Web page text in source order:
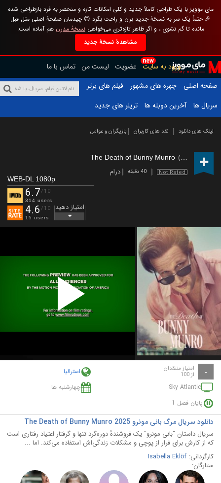
مای موویز با یک طراحی کاملاً جدید و کلی امکانات تازه و منحصر به فرد بازطراحی شده
🎉 حتماً یک سر به نسخهٔ جدید بزن و راحت بگرد 😊 چیدمان صفحهٔ اصلی مثل قبل
مانده تا گم نشوی ، و اگر ظاهر تازه‌تری می‌خواهینسخهٔ مدرن هم آماده است.
مشاهدهٔ نسخهٔ جدید
new
ورود به سایت عضویت لیست من تماس با ما
صفحه اصلی
چهره های مشهور
فیلم های برتر
سریال ها
آخرین دوبله ها تریلر های جدید
لینک های دانلود نقد های کاربران بازیگران و عوامل
The Death of Bunny Munro (2025 – )
Not Rated 40 دقیقه درام
WEB-DL 1080p
6.7/10
314 users
4.6 /10
15 users
امتیاز دهید
Play
Video
- امتیاز منتقدان
از 100
استرالیا
Sky Atlantic
چهارشنبه ها
پایان فصل 1
دانلود سریال مرگ بانی مونرو The Death of Bunny Munro 2025
سریال داستان "بانی مونرو" یک فروشندهٔ دوره‌گرد تنها و گرفتار اعتیاد رفتاری است
که از کارش برای فرار از پوچی و مشکلات زندگی‌اش استفاده می‌کند. اما ...
کارگردانی: Isabella Eklöf
ستارگان: